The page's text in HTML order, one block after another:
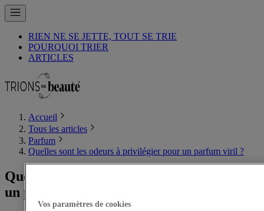
RIEN NE SE JETTE, TOUT SE TRIE
POURQUOI TRIER
ARTICLES
Accueil
Tous les articles
Parfum
Quelles sont les odeurs à privilégier pour un parfum viril ?
Quelles sont les odeurs à privilégier pour
un parfum viril ?
Vos paramètres de cookies